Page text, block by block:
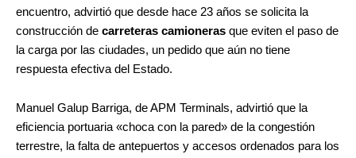
encuentro, advirtió que desde hace 23 años se solicita la
construcción de carreteras camioneras que eviten el paso de
la carga por las ciudades, un pedido que aún no tiene
respuesta efectiva del Estado.
Manuel Galup Barriga, de APM Terminals, advirtió que la
eficiencia portuaria «choca con la pared» de la congestión
terrestre, la falta de antepuertos y accesos ordenados para los